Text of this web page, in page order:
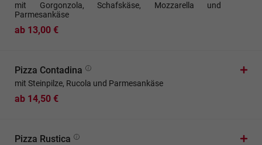
mit Gorgonzola, Schafskäse, Mozzarella und
Parmesankäse
ab 13,00 €
Pizza Contadina
mit Steinpilze, Rucola und Parmesankäse
ab 14,50 €
Pizza Rustica